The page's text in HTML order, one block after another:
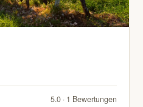
5.0 · 1 Bewertungen